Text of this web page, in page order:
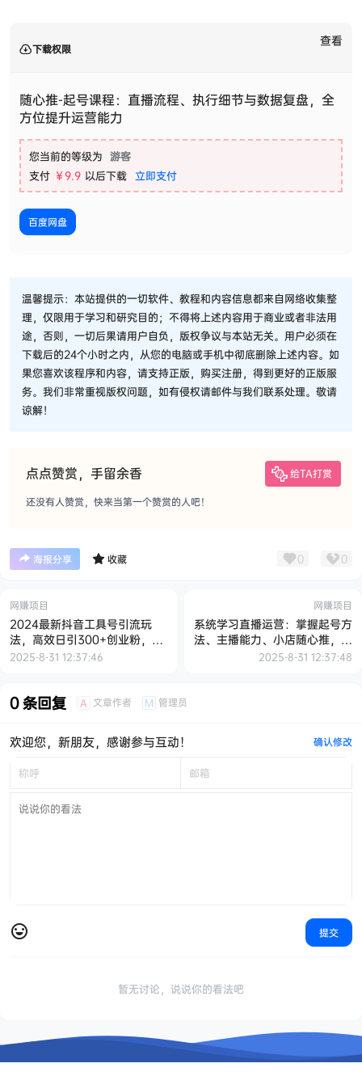
下载权限
查看
随心推-起号课程：直播流程、执行细节与数据复盘，全
方位提升运营能力
您当前的等级为 游客
支付 ￥9.9 以后下载 立即支付
百度网盘
温馨提示：本站提供的一切软件、教程和内容信息都来自网络收集整
理，仅限用于学习和研究目的；不得将上述内容用于商业或者非法用
途，否则，一切后果请用户自负，版权争议与本站无关。用户必须在
下载后的24个小时之内，从您的电脑或手机中彻底删除上述内容。如
果您喜欢该程序和内容，请支持正版，购买注册，得到更好的正版服
务。我们非常重视版权问题，如有侵权请邮件与我们联系处理。敬请
谅解！
点点赞赏，手留余香 给TA打赏
还没有人赞赏，快来当第一个赞赏的人吧！
海报分享 收藏 0 0
网赚项目
2024最新抖音工具号引流玩
法，高效日引300+创业粉，当
天变现5k，小白也可成为实战
2025-8-31 12:37:46
网赚项目
系统学习直播运营：掌握起号方
法、主播能力、小店随心推，打
造爆款直播
2025-8-31 12:37:48
0 条回复 A 文章作者 M 管理员
欢迎您，新朋友，感谢参与互动！ 确认修改
提交
暂无讨论，说说你的看法吧